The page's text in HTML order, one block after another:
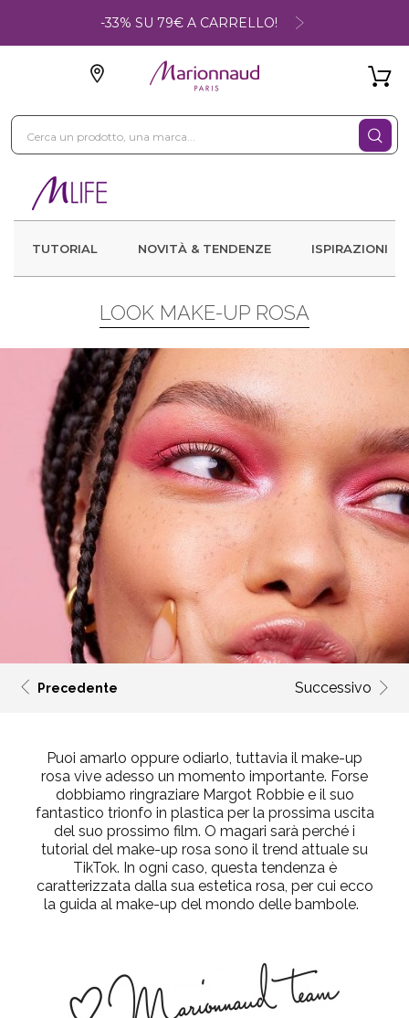
-33% SU 79€ A CARRELLO!
TUTORIAL NOVITÀ & TENDENZE ISPIRAZIONI
LOOK MAKE-UP ROSA
Precedente Successivo
Puoi amarlo oppure odiarlo, tuttavia il make-up
rosa vive adesso un momento importante. Forse
dobbiamo ringraziare Margot Robbie e il suo
fantastico trionfo in plastica per laprossima uscita
del suo prossimo film. O magari sarà perché i
tutorial del make-up rosa sono il trend attuale su
TikTok. In ogni caso, questa tendenzaè
caratterizzata dalla sua estetica rosa, per cui ecco
la guida al make-up del mondo delle bambole.